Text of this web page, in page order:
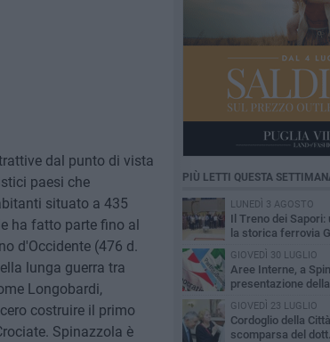
dal punto di vista
paesi che
situato a 435
ha fatto parte fino al
d'Occidente (476 d.
lunga guerra tra
Longobardi,
costruire il primo
Spinazzola è
PIÙ LETTI QUESTA
LUNEDÌ 3 AGOSTO
Il Treno dei
la storica ferrovia
Rocchetta Sant’Antonio
GIOVEDÌ 30 LUGLIO
Aree Interne, a
presentazione
Partito Democratico
GIOVEDÌ 23 LUGLIO
Cordoglio della
scomparsa del